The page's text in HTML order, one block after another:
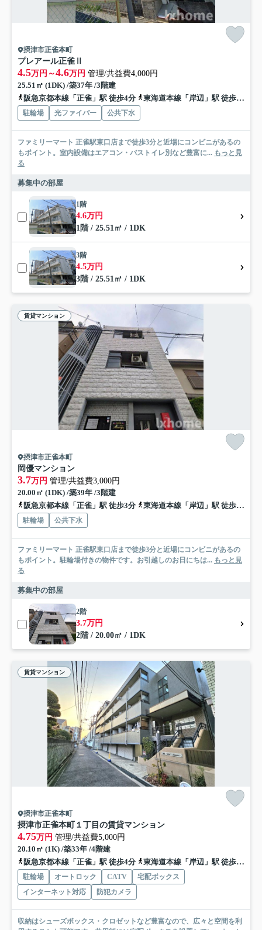
摂津市正雀本町
プレアール正雀Ⅱ
4.5万円～4.6万円 管理/共益費4,000円
25.51㎡ (1DK) /築37年 /3階建
阪急京都本線「正雀」駅 徒歩4分
東海道本線「岸辺」駅 徒歩12分
駐輪場 光ファイバー 公共下水
ファミリーマート 正雀駅東口店まで徒歩3分と近場にコンビニがあるの
もポイント。室内設備はエアコン・バストイレ別など豊富に... もっと見
る
募集中の部屋
1階
4.6万円
1階 / 25.51㎡ / 1DK
3階
4.5万円
3階 / 25.51㎡ / 1DK
賃貸マンション
摂津市正雀本町
岡優マンション
3.7万円 管理/共益費3,000円
20.00㎡ (1DK) /築39年 /3階建
阪急京都本線「正雀」駅 徒歩3分
東海道本線「岸辺」駅 徒歩9分
駐輪場 公共下水
ファミリーマート 正雀駅東口店まで徒歩3分と近場にコンビニがあるの
もポイント。駐輪場付きの物件です。お引越しのお日にちは... もっと見
る
募集中の部屋
2階
3.7万円
2階 / 20.00㎡ / 1DK
賃貸マンション
摂津市正雀本町
摂津市正雀本町１丁目の賃貸マンション
4.75万円 管理/共益費5,000円
20.10㎡ (1K) /築33年 /4階建
阪急京都本線「正雀」駅 徒歩4分
東海道本線「岸辺」駅 徒歩10分
駐輪場 オートロック CATV
宅配ボックス
インターネット対応
防犯カメラ
収納はシューズボックス・クロゼットなど豊富なので、広々と空間を利